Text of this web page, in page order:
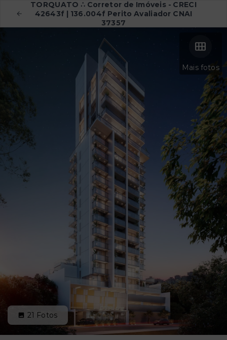
TORQUATO ∴ Corretor de Imóveis - CRECI
42643f | 136.004f Perito Avaliador CNAI
37357
Mais fotos
21 Fotos